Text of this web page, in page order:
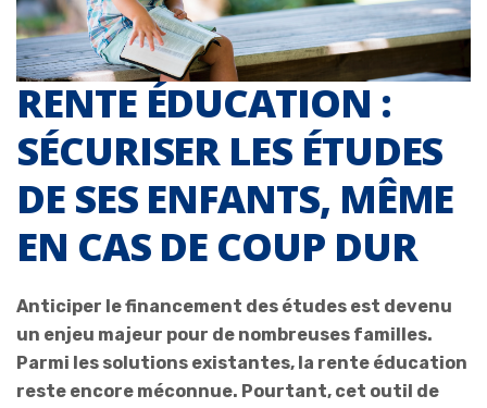
RENTE ÉDUCATION :
SÉCURISER LES ÉTUDES
DE SES ENFANTS, MÊME
EN CAS DE COUP DUR
Anticiper le financement des études est devenu
un enjeu majeur pour de nombreuses familles.
Parmi les solutions existantes, la rente éducation
reste encore méconnue. Pourtant, cet outil de